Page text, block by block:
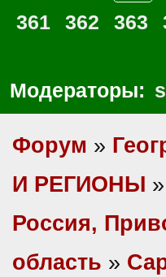
361
362 363
Модераторы:
Форум »
И РЕГИОНЫ »
Россия,
область »